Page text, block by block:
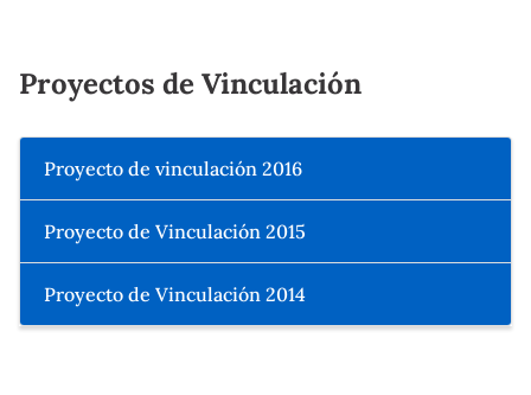
Proyectos de Vinculación
Proyecto de vinculación 2016
Proyecto de Vinculación 2015
Proyecto de Vinculación 2014